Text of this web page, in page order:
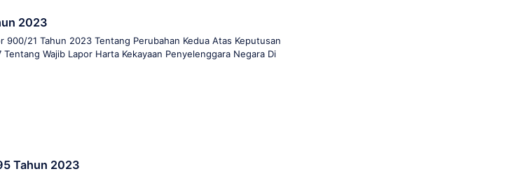
2023
21 Tahun 2023 Tentang Perubahan Kedua Atas Keputusan
Wajib Lapor Harta Kekayaan Penyelenggara Negara Di
Tahun 2023